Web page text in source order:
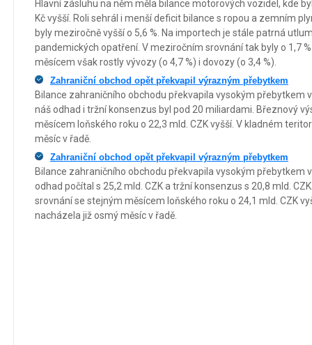
Hlavní zásluhu na něm měla bilance motorových vozidel, kde
Kč vyšší. Roli sehrál i menší deficit bilance s ropou a zemním
byly meziročně vyšší o 5,6 %. Na importech je stále patrná
pandemických opatření. V meziročním srovnání tak byly o 1,7
měsícem však rostly vývozy (o 4,7 %) i dovozy (o 3,4 %).
Zahraniční obchod opět překvapil výrazným přebytkem
Bilance zahraničního obchodu překvapila vysokým přebytkem
náš odhad i tržní konsenzus byl pod 20 miliardami. Březnový
měsícem loňského roku o 22,3 mld. CZK vyšší. V kladném
měsíc v řadě.
Zahraniční obchod opět překvapil výrazným přebytkem
Bilance zahraničního obchodu překvapila vysokým přebytkem
odhad počítal s 25,2 mld. CZK a tržní konsenzus s 20,8 mld.
srovnání se stejným měsícem loňského roku o 24,1 mld. CZK
nacházela již osmý měsíc v řadě.